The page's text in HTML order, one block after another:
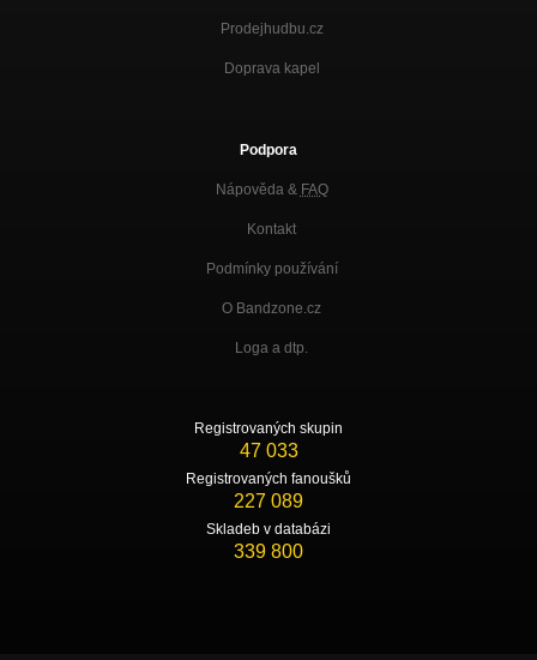
Prodejhudbu.cz
Doprava kapel
Podpora
Nápověda & FAQ
Kontakt
Podmínky používání
O Bandzone.cz
Loga a dtp.
Registrovaných skupin
47 033
Registrovaných fanoušků
227 089
Skladeb v databázi
339 800